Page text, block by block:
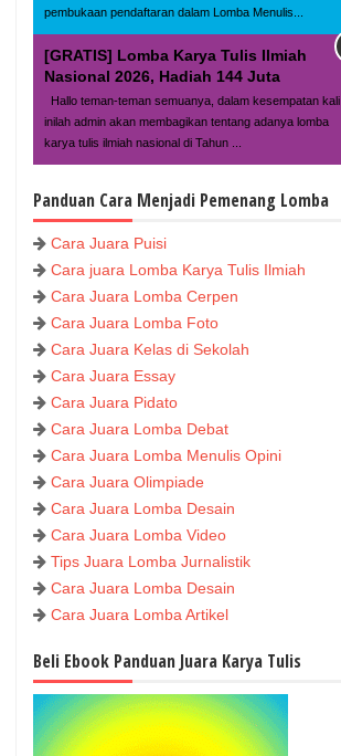
pembukaan pendaftaran dalam Lomba Menulis...
[GRATIS] Lomba Karya Tulis Ilmiah
Nasional 2026, Hadiah 144 Juta
Hallo teman-teman semuanya, dalam kesempatan kali
inilah admin akan membagikan tentang adanya lomba
karya tulis ilmiah nasional di Tahun ...
Panduan Cara Menjadi Pemenang Lomba
Cara Juara Puisi
Cara juara Lomba Karya Tulis Ilmiah
Cara Juara Lomba Cerpen
Cara Juara Lomba Foto
Cara Juara Kelas di Sekolah
Cara Juara Essay
Cara Juara Pidato
Cara Juara Lomba Debat
Cara Juara Lomba Menulis Opini
Cara Juara Olimpiade
Cara Juara Lomba Desain
Cara Juara Lomba Video
Tips Juara Lomba Jurnalistik
Cara Juara Lomba Desain
Cara Juara Lomba Artikel
Beli Ebook Panduan Juara Karya Tulis